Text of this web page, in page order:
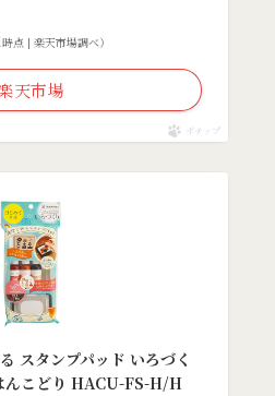
点 | 楽天市場調べ）
天市場
ポチップ
スタンプパッド いろづく
んこどり HACU-FS-H/H